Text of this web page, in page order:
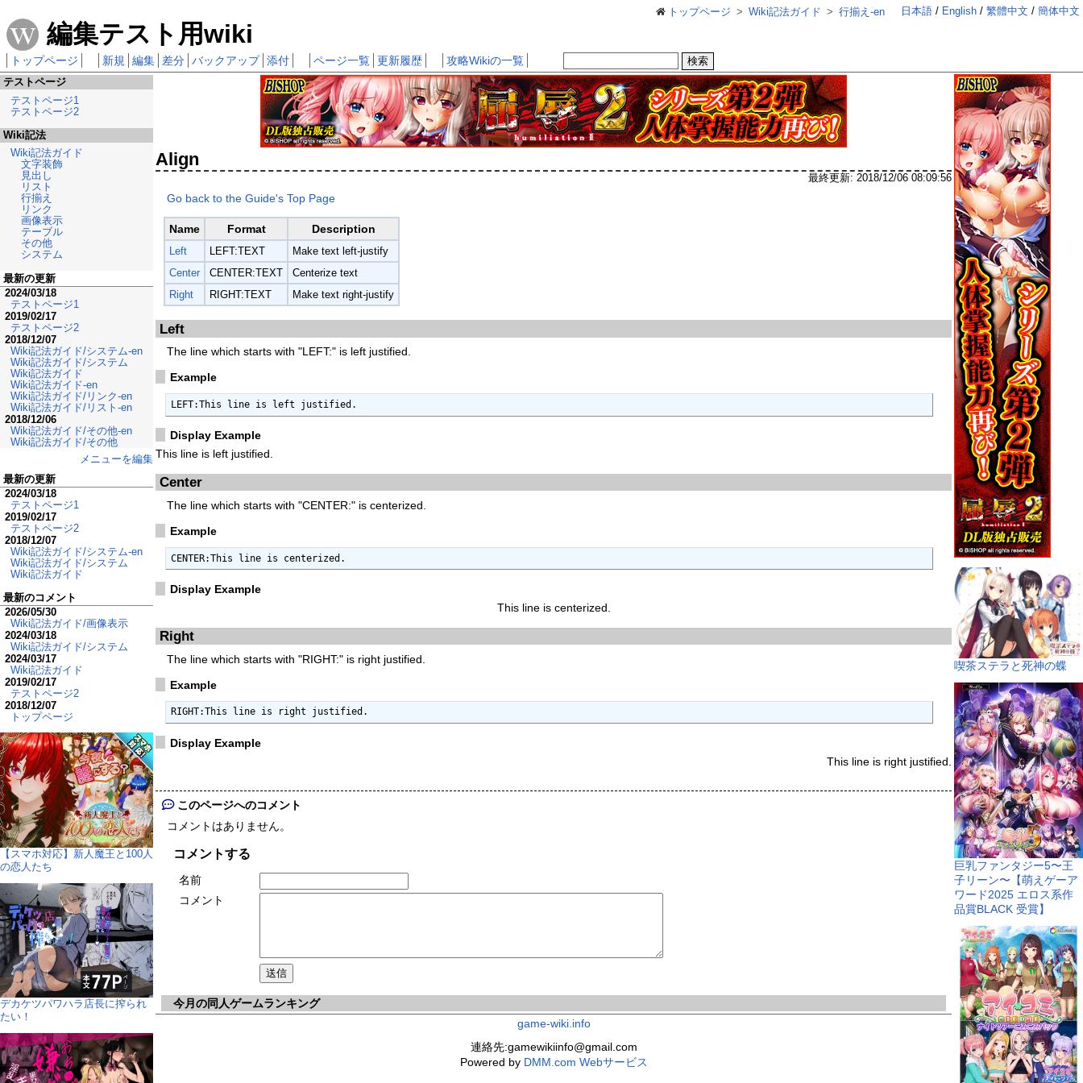
日本語 English 繁體中文 簡体中文
トップページ Wiki記法ガイド 行揃え-en
編集テスト用wiki
トップページ 新規 編集 差分 バックアップ 添付 ページ一覧 更新履歴 攻略Wikiの一覧
Align
最終更新: 2018/12/06 08:09:56
Go back to the Guide's Top Page
Name Format Description
Left LEFT:TEXT
Make text left-justify
Center
CENTER:TEXT
Centerize text
Right
RIGHT:TEXT Make text right-justify
Left
The line which starts with "LEFT:" is left justified.
Example
LEFT:This line is left justified.
Display Example
This line is left justified.
Center
The line which starts with "CENTER:" is centerized.
Example
CENTER:This line is centerized.
Display Example
This line is centerized.
Right
The line which starts with "RIGHT:" is right justified.
Example
RIGHT:This line is right justified.
Display Example
This line is right justified.
このページへのコメント
コメントはありません。
コメントする
名前
コメント
今月の同人ゲームランキング
game-wiki.info
連絡先:gamewikiinfo@gmail.com
Powered by DMM.com Webサービス
テストページ
テストページ1
テストページ2
Wiki記法
Wiki記法ガイド
文字装飾
見出し
リスト
行揃え
リンク
画像表示
テーブル
その他
システム
最新の更新
2024/03/18
テストページ1
2019/02/17
テストページ2
2018/12/07
Wiki記法ガイド/システム-en
Wiki記法ガイド/システム
Wiki記法ガイド
Wiki記法ガイド-en
Wiki記法ガイド/リンク-en
Wiki記法ガイド/リスト-en
2018/12/06
Wiki記法ガイド/その他-en
Wiki記法ガイド/その他
メニューを編集
最新の更新
2024/03/18
テストページ1
2019/02/17
テストページ2
2018/12/07
Wiki記法ガイド/システム-en
Wiki記法ガイド/システム
Wiki記法ガイド
最新のコメント
2026/05/30
Wiki記法ガイド/画像表示
2024/03/18
Wiki記法ガイド/システム
2024/03/17
Wiki記法ガイド
2019/02/17
テストページ2
2018/12/07
トップページ
【スマホ対応】新人魔王と100人
の恋人たち
デカケツパワハラ店長に搾られ
たい！
喫茶ステラと死神の蝶
巨乳ファンタジー5〜王
子リーン〜【萌えゲーア
ワード2025 エロス系作
品賞BLACK 受賞】